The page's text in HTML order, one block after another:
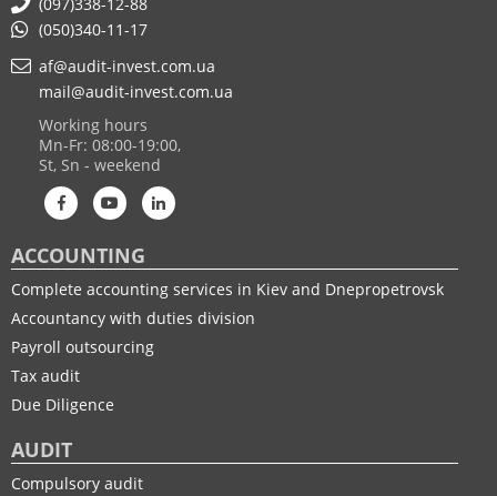
(050)340-11-17
af@audit-invest.com.ua
mail@audit-invest.com.ua
Working hours
Mn-Fr: 08:00-19:00,
St, Sn - weekend
ACCOUNTING
Complete accounting services in Kiev and Dnepropetrovsk
Accountancy with duties division
Payroll outsourcing
Tax audit
Due Diligence
AUDIT
Compulsory audit